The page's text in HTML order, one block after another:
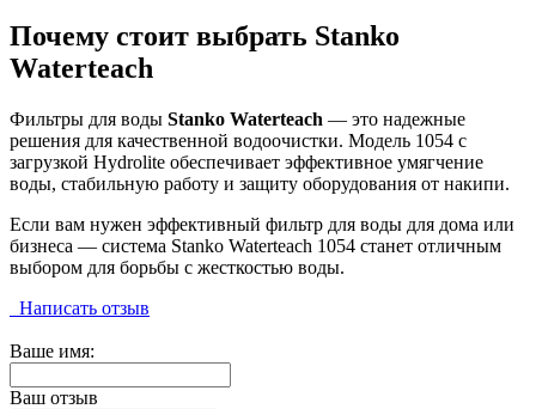
Почему стоит выбрать Stanko
Waterteach
Фильтры для воды Stanko Waterteach — это надежные
решения для качественной водоочистки. Модель 1054 с
загрузкой Hydrolite обеспечивает эффективное умягчение
воды, стабильную работу и защиту оборудования от накипи.
Если вам нужен эффективный фильтр для воды для дома или
бизнеса — система Stanko Waterteach 1054 станет отличным
выбором для борьбы с жесткостью воды.
Написать отзыв
Ваше имя:
Ваш отзыв